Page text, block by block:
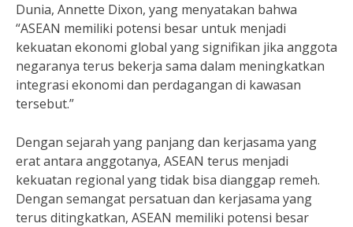
Dunia, Annette Dixon, yang menyatakan bahwa
“ASEAN memiliki potensi besar untuk menjadi
kekuatan ekonomi global yang signifikan jika anggota
negaranya terus bekerja sama dalam meningkatkan
integrasi ekonomi dan perdagangan di kawasan
tersebut.”
Dengan sejarah yang panjang dan kerjasama yang
erat antara anggotanya, ASEAN terus menjadi
kekuatan regional yang tidak bisa dianggap remeh.
Dengan semangat persatuan dan kerjasama yang
terus ditingkatkan, ASEAN memiliki potensi besar